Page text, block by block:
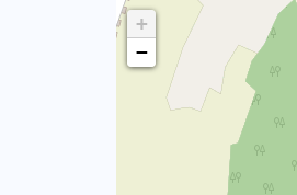
+
−